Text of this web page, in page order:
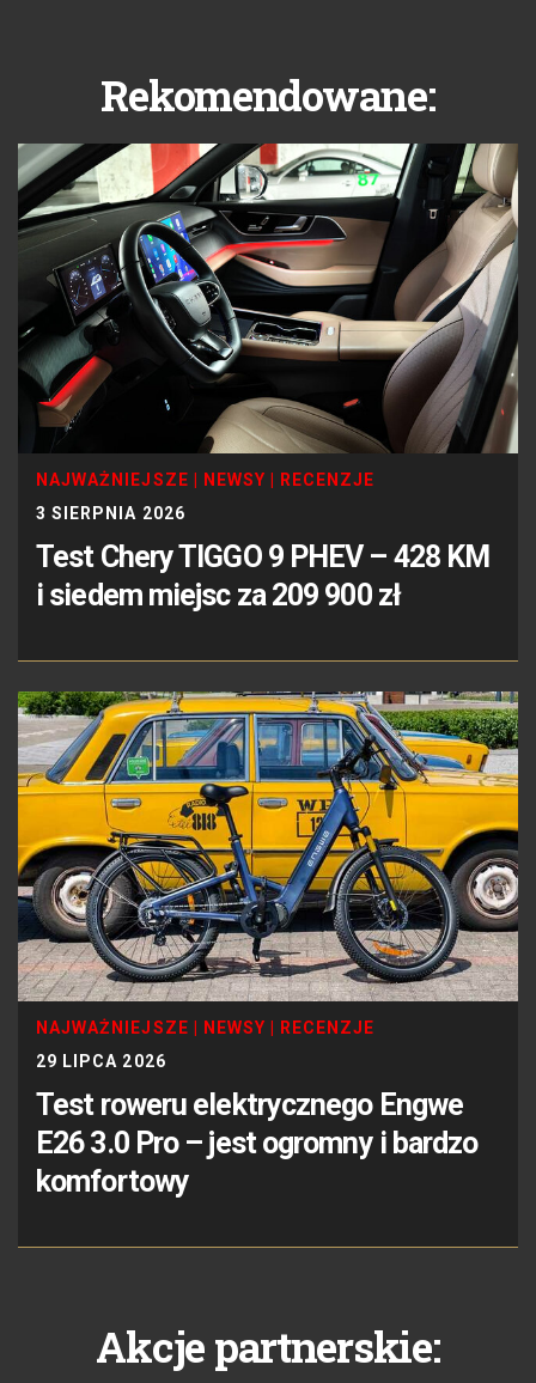
Rekomendowane:
NAJWAŻNIEJSZE NEWSY
RECENZJE
3 SIERPNIA 2026
Test Chery TIGGO 9 PHEV – 428 KM
i siedem miejsc za 209 900 zł
NAJWAŻNIEJSZE NEWSY
RECENZJE
29 LIPCA 2026
Test roweru elektrycznego Engwe
E26 3.0 Pro – jest ogromny i bardzo
komfortowy
Akcje partnerskie: